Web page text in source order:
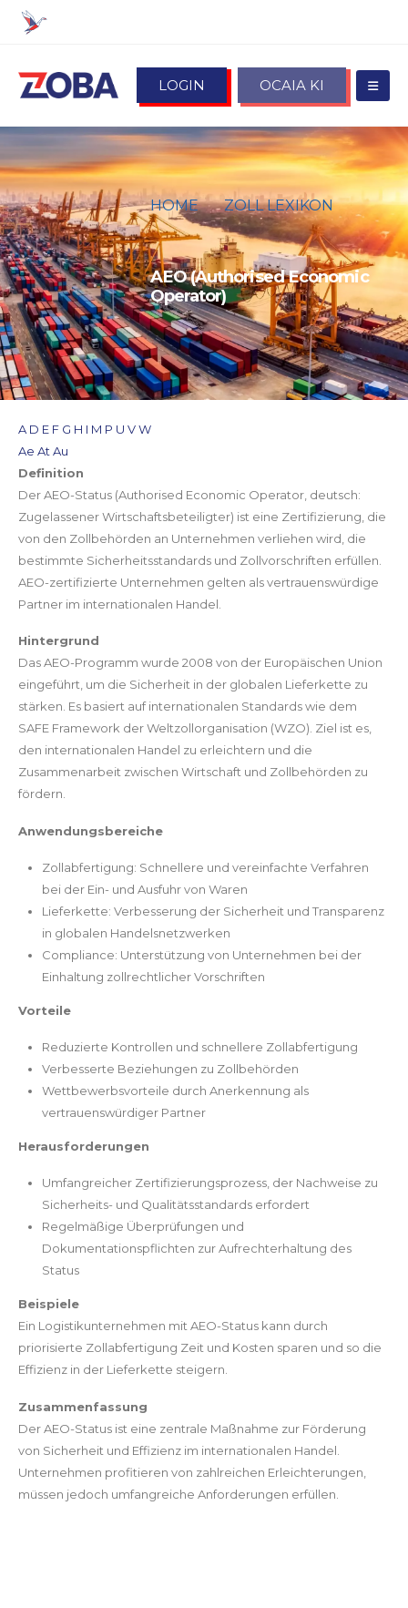
LOGIN OCAIA KI
HOME
ZOLL LEXIKON
AEO (AUTHORISED ECONOMIC
OPERATOR)
AEO (Authorised Economic
Operator)
A D E F G H I M P U VW
Ae At Au
Definition
Der AEO-Status (Authorised Economic Operator, deutsch:
Zugelassener Wirtschaftsbeteiligter) ist eine Zertifizierung, die
von den Zollbehörden an Unternehmen verliehen wird, die
bestimmte Sicherheitsstandards und Zollvorschriften erfüllen.
AEO-zertifizierte Unternehmen gelten als vertrauenswürdige
Partner im internationalen Handel.
Hintergrund
Das AEO-Programm wurde 2008 von der Europäischen Union
eingeführt, um die Sicherheit in der globalen Lieferkette zu
stärken. Es basiert auf internationalen Standards wie dem
SAFE Framework der Weltzollorganisation (WZO). Ziel ist es,
den internationalen Handel zu erleichtern und die
Zusammenarbeit zwischen Wirtschaft und Zollbehörden zu
fördern.
Anwendungsbereiche
Zollabfertigung: Schnellere und vereinfachte Verfahren
bei der Ein- und Ausfuhr von Waren
Lieferkette: Verbesserung der Sicherheit und Transparenz
in globalen Handelsnetzwerken
Compliance: Unterstützung von Unternehmen bei der
Einhaltung zollrechtlicher Vorschriften
Vorteile
Reduzierte Kontrollen und schnellere Zollabfertigung
Verbesserte Beziehungen zu Zollbehörden
Wettbewerbsvorteile durch Anerkennung als
vertrauenswürdiger Partner
Herausforderungen
Umfangreicher Zertifizierungsprozess, der Nachweise zu
Sicherheits- und Qualitätsstandards erfordert
Regelmäßige Überprüfungen und
Dokumentationspflichten zur Aufrechterhaltung des
Status
Beispiele
Ein Logistikunternehmen mit AEO-Status kann durch
priorisierte Zollabfertigung Zeit und Kosten sparen und so die
Effizienz in der Lieferkette steigern.
Zusammenfassung
Der AEO-Status ist eine zentrale Maßnahme zur Förderung
von Sicherheit und Effizienz im internationalen Handel.
Unternehmen profitieren von zahlreichen Erleichterungen,
müssen jedoch umfangreiche Anforderungen erfüllen.